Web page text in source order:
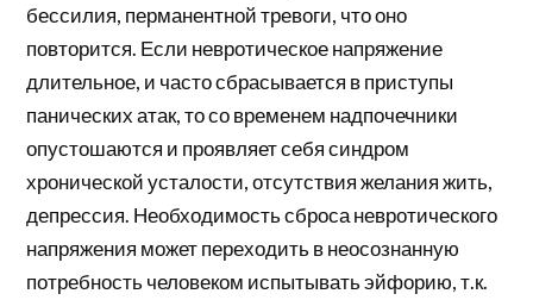
бессилия, перманентной тревоги, что оно
повторится. Если невротическое напряжение
длительное, и часто сбрасывается в приступы
панических атак, то со временем надпочечники
опустошаются и проявляет себя синдром
хронической усталости, отсутствия желания жить,
депрессия. Необходимость сброса невротического
напряжения может переходить в неосознанную
потребность человеком испытывать эйфорию, т.к.